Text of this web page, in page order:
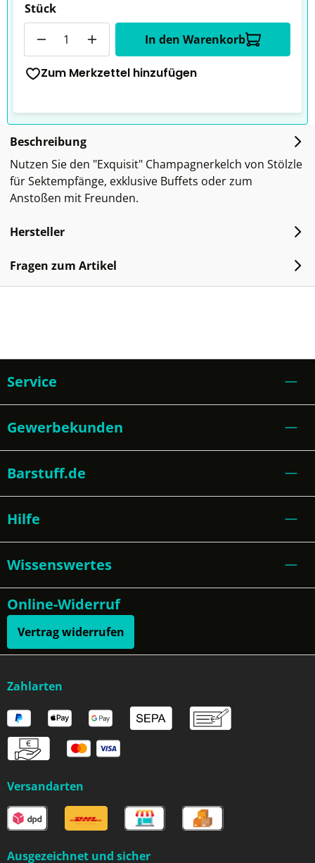
Stück
In den Warenkorb
Zum Merkzettel hinzufügen
Beschreibung
Nutzen Sie den "Exquisit" Champagnerkelch von Stölzle
für Sektempfänge, exklusive Buffets oder zum
Anstoßen mit Freunden.
Hersteller
Fragen zum Artikel
Service
Gewerbekunden
Barstuff.de
Hilfe
Wissenswertes
Online-Widerruf
Vertrag widerrufen
Zahlarten
Versandarten
Ausgezeichnet und sicher